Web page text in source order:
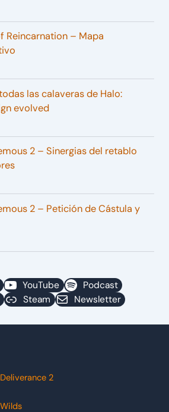
Reincarnation – Mapa
las calaveras de Halo:
evolved
2 – Sinergias del retablo
2 – Petición de Cástula y
YouTube
Podcast
Steam Newsletter
2